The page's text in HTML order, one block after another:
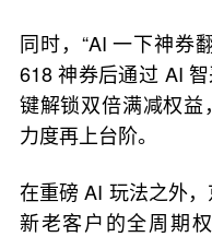
同时，“AI 一下神券
618 神券后通过 AI
键解锁双倍满减权
力度再上台阶。
在重磅 AI 玩法之外
新老客户的全周期